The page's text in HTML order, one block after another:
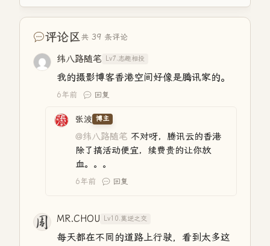
评论区共 39 条评论
纬八路随笔 Lv7.志趣相投
我的摄影博客香港空间好像是腾讯家的。
6年前 回复
张波 博主
@纬八路随笔 不对呀，腾讯云的香港
除了搞活动便宜，续费贵的让你放
血。。。
6年前 回复
MR.CHOU Lv10.莫逆之交
每天都在不同的道路上行驶，看到太多这